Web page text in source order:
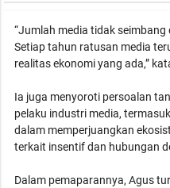
“Jumlah media tidak
Setiap tahun ratusan media
realitas ekonomi yang ada,”
Ia juga menyoroti persoalan
pelaku industri media,
dalam memperjuangkan
terkait insentif dan hubungan
Dalam pemaparannya, Agus